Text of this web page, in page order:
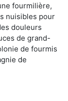
fourmilière,
nuisibles pour
douleurs
de grand-
de fourmis
de